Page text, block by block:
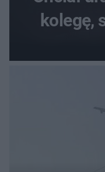
kolegę,